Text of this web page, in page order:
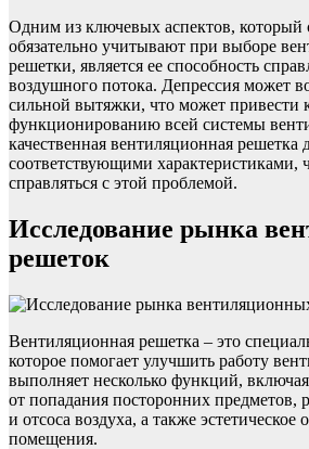
Одним из ключевых аспектов, который
обязательно учитывают при выборе
решетки, является ее способность
воздушного потока. Депрессия может
сильной вытяжки, что может привести
функционированию всей системы
качественная вентиляционная решетка
соответствующими характеристиками,
справляться с этой проблемой.
Исследование рынка
решеток
Вентиляционная решетка – это
которое помогает улучшить работу
выполняет несколько функций,
от попадания посторонних предметов,
и отсоса воздуха, а также эстетическое
помещения.